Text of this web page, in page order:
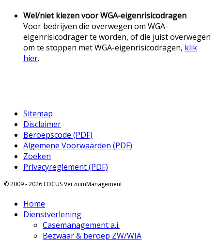
Wel/niet kiezen voor WGA-eigenrisicodragen
Voor bedrijven die overwegen om WGA-
eigenrisicodrager te worden, of die juist overwegen
om te stoppen met WGA-eigenrisicodragen, klik
hier.
Sitemap
Disclaimer
Beroepscode (PDF)
Algemene Voorwaarden (PDF)
Zoeken
Privacyreglement (PDF)
© 2009 - 2026 FOCUS VerzuimManagement
Home
Dienstverlening
Casemanagement a.i.
Bezwaar & beroep ZW/WIA